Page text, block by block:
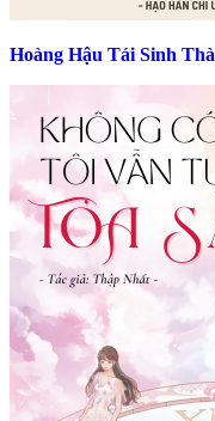
Hoàng Hậu Tái Sinh